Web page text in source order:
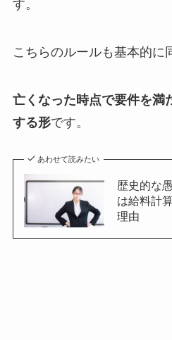
す。
こちらのルールも基本的に
亡くなった時点で要件を満
する形です。
あわせて読みたい
歴史的な
は給料計
理由